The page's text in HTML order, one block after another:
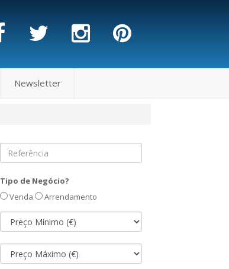
Newsletter
Tipo de Negócio?
Venda
Arrendamento